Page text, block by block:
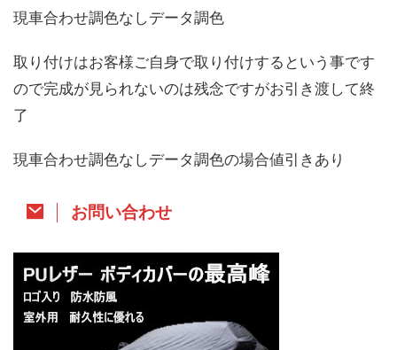
現車合わせ調色なしデータ調色
取り付けはお客様ご自身で取り付けするという事です
ので完成が見られないのは残念ですがお引き渡して終
了
現車合わせ調色なしデータ調色の場合値引きあり
お問い合わせ